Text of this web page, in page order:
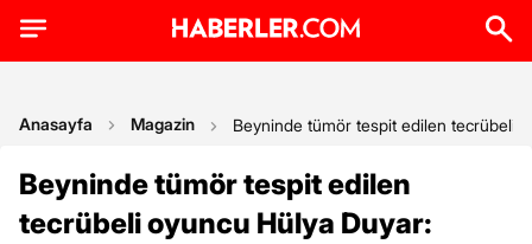
Anasayfa Magazin Beyninde tümör tespit edilen tecrübeli
Beyninde tümör tespit edilen
tecrübeli oyuncu Hülya Duyar: